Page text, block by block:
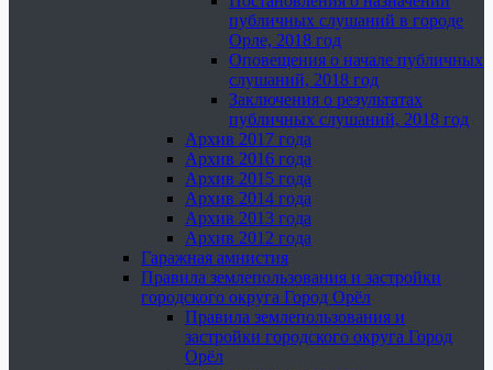
публичных слушаний в городе
Орле, 2018 год
Оповещения о начале публичных
слушаний, 2018 год
Заключения о результатах
публичных слушаний, 2018 год
Архив 2017 года
Архив 2016 года
Архив 2015 года
Архив 2014 года
Архив 2013 года
Архив 2012 года
Гаражная амнистия
Правила землепользования и застройки
городского округа Город Орёл
Правила землепользования и
застройки городского округа Город
Орёл